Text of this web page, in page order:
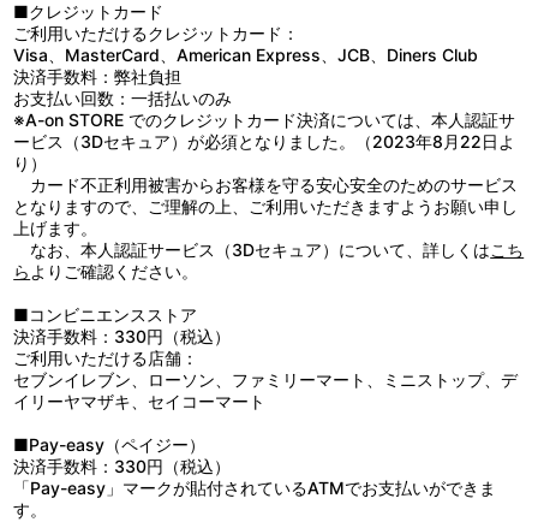
■クレジットカード
ご利用いただけるクレジットカード：
Visa、MasterCard、American Express、JCB、Diners Club
決済手数料：弊社負担
お支払い回数：一括払いのみ
※A-on STORE でのクレジットカード決済については、本人認証サ
ービス（3Dセキュア）が必須となりました。（2023年8月22日よ
り）
カード不正利用被害からお客様を守る安心安全のためのサービス
となりますので、ご理解の上、ご利用いただきますようお願い申し
上げます。
なお、本人認証サービス（3Dセキュア）について、詳しくはこち
ら よりご確認ください。
■コンビニエンスストア
決済手数料：330円（税込）
ご利用いただける店舗：
セブンイレブン、ローソン、ファミリーマート、ミニストップ、デ
イリーヤマザキ、セイコーマート
■Pay-easy（ペイジー）
決済手数料：330円（税込）
「Pay-easy」マークが貼付されているATMでお支払いができま
す。